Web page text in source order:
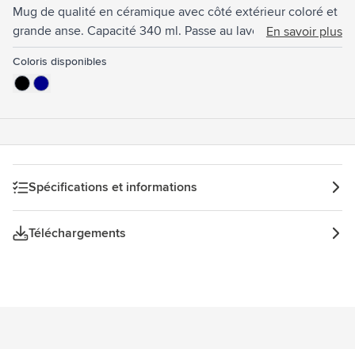
Mug de qualité en céramique avec côté extérieur coloré et
grande anse. Capacité 340 ml. Passe au lave-vaisselle.
Impression résistante au lave-vaisselle et certifiée selon
EN12875-2.
En savoir plus
Coloris disponibles
Spécifications et informations
Téléchargements